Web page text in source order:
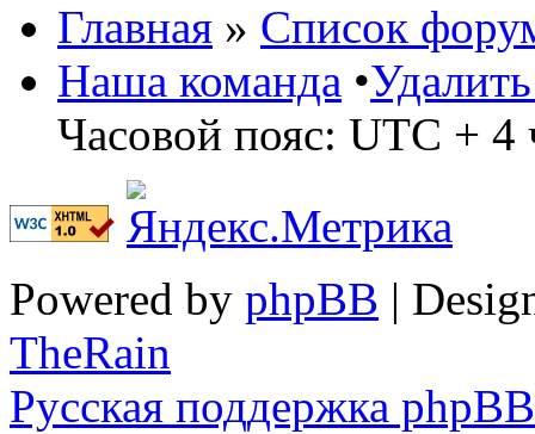
Главная » Список
Наша команда •
Часовой пояс: UTC + 4
Powered by phpBB |
TheRain
Русская поддержка phpBB